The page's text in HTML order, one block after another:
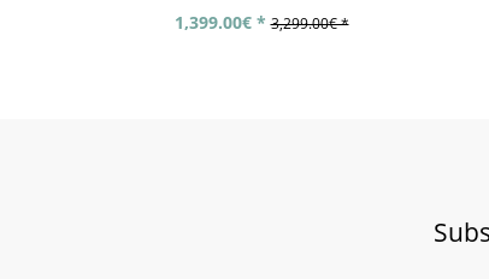
1,399.00€ * 3,299.00€ *